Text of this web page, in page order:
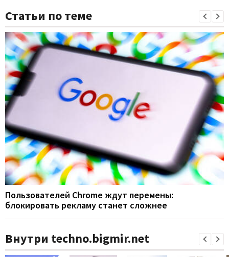
Статьи по теме
Пользователей Chrome ждут перемены:
блокировать рекламу станет сложнее
Внутри techno.bigmir.net